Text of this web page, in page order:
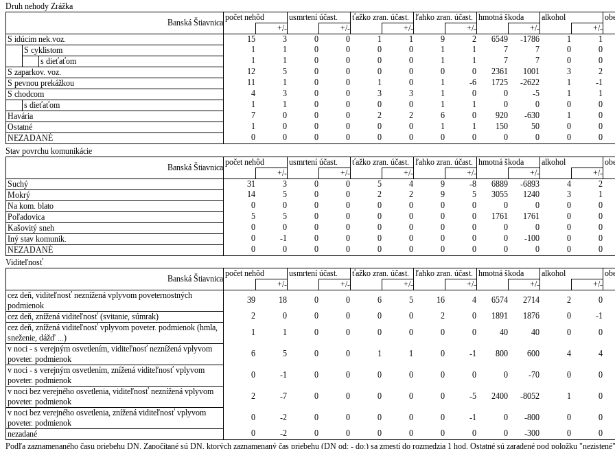
Druh nehody Zrážka
Banská Štiavnica
počet nehôd usmrtení účast. ťažko zran. účast. ľahko zran. účast. hmotná škoda alkohol
+/-
+/- +/- +/- +/- +/-
S idúcim nek.voz.
15 3 0 0 1 1 9 2 6549 -1786 1 1
S cyklistom
1 1 0 0 0 0 1 1 7 7 0 0
s dieťaťom
1 1 0 0 0 0 1 1 7 7 0 0
S zaparkov. voz.
12 5 0 0 0 0 0 0 2361 1001 3 2
S pevnou prekážkou
11 1 0 0 1 0 1 -6 1725 -2622 1 -1
S chodcom
4 3 0 0 3 3 1 0 0 -5 1 1
s dieťaťom
1 1 0 0 0 0 1 1 0 0 0 0
Havária
7 0 0 0 2 2 6 0 920 -630 1 0
Ostatné
1 0 0 0 0 0 1 1 150 50 0 0
NEZADANÉ
0 0 0 0 0 0 0 0 0 0 0 0
Stav povrchu komunikácie
Banská Štiavnica
počet nehôd usmrtení účast. ťažko zran. účast. ľahko zran. účast. hmotná škoda alkohol
+/-
+/- +/- +/- +/- +/-
Suchý
31 3 0 0 5 4 9 -8 6889 -6893 4 2
Mokrý
14 5 0 0 2 2 9 5 3055 1240 3 1
Na kom. blato
0 0 0 0 0 0 0 0 0 0 0 0
Poľadovica
5 5 0 0 0 0 0 0 1761 1761 0 0
Kašovitý sneh
0 0 0 0 0 0 0 0 0 0 0 0
Iný stav komunik.
0 -1 0 0 0 0 0 0 0 -100 0 0
NEZADANÉ
0 0 0 0 0 0 0 0 0 0 0 0
Viditeľnosť
Banská Štiavnica
počet nehôd usmrtení účast. ťažko zran. účast. ľahko zran. účast. hmotná škoda alkohol
+/-
+/- +/- +/- +/- +/-
cez deň, viditeľnosť neznížená vplyvom poveternostných
podmienok
39 18 0 0 6 5 16 4 6574 2714 2 0
cez deň, znížená viditeľnosť (svitanie, súmrak)
2 0 0 0 0 0 2 0 1891 1876 0 -1
cez deň, znížená viditeľnosť vplyvom poveter. podmienok (hmla,
sneženie, dážď ...)
1 1 0 0 0 0 0 0 40 40 0 0
v noci - s verejným osvetlením, viditeľnosť neznížená vplyvom
poveter. podmienok
6 5 0 0 1 1 0 -1 800 600 4 4
v noci - s verejným osvetlením, znížená viditeľnosť vplyvom
poveter. podmienok
0 -1 0 0 0 0 0 0 0 -70 0 0
v noci bez verejného osvetlenia, viditeľnosť neznížená vplyvom
poveter. podmienok
2 -7 0 0 0 0 0 -5 2400 -8052 1 0
v noci bez verejného osvetlenia, znížená viditeľnosť vplyvom
poveter. podmienok
0 -2 0 0 0 0 0 -1 0 -800 0 0
nezadané
0 -2 0 0 0 0 0 0 0 -300 0 0
Podľa zaznamenaného času priebehu DN. Započítané sú DN, ktorých zaznamenaný čas priebehu (DN od: - do:) sa zmestí do rozmedzia 1 hod. Ostatné sú zaradené pod položku "nezistené"